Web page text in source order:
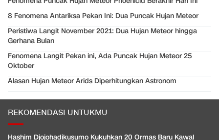
8 Fenomena Antariksa Pekan Ini: Dua Puncak Hujan Meteor
Peristiwa Langit November 2021: Dua Hujan Meteor hingga
Gerhana Bulan
Fenomena Langit Pekan ini, Ada Puncak Hujan Meteor 25
Oktober
Alasan Hujan Meteor Arids Diperhitungkan Astronom
REKOMENDASI UNTUKMU
Hashim Djojohadikusumo Kukuhkan 20 Ormas Baru Kawal